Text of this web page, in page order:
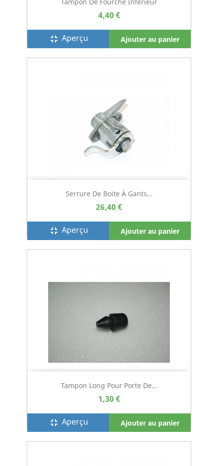
4,40 €
fullscreen_exit Aperçu Ajouter au panier
Serrure De Boite À Gants...
26,40 €
fullscreen_exit Aperçu Ajouter au panier
Tampon Long Pour Porte De...
1,30 €
fullscreen_exit Aperçu Ajouter au panier